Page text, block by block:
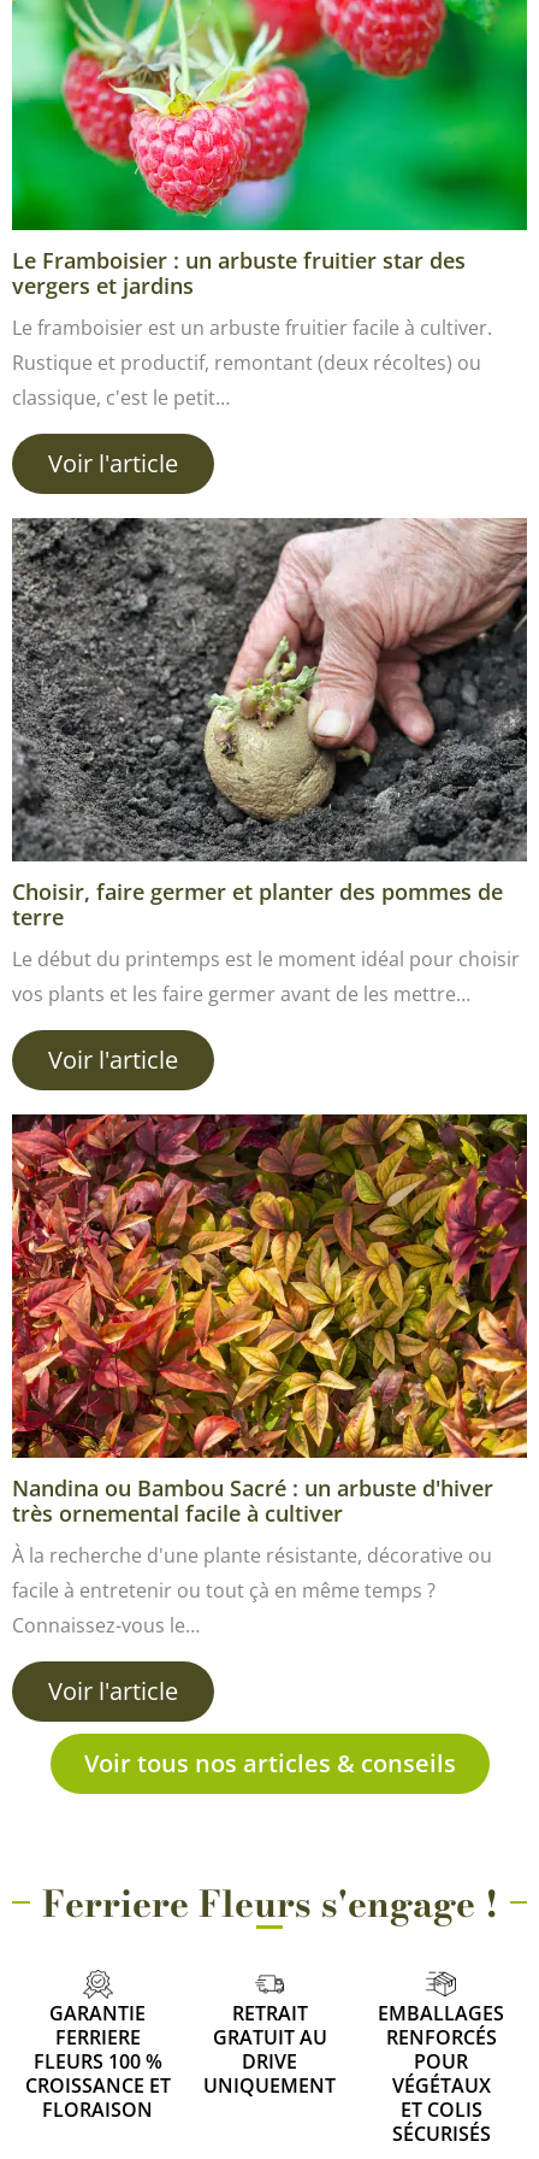
Le Framboisier : un arbuste fruitier star des
vergers et jardins
Le framboisier est un arbuste fruitier facile à cultiver.
Rustique et productif, remontant (deux récoltes) ou
classique, c'est le petit…
Voir l'article
Choisir, faire germer et planter des pommes de
terre
Le début du printemps est le moment idéal pour choisir
vos plants et les faire germer avant de les mettre…
Voir l'article
Nandina ou Bambou Sacré : un arbuste d'hiver
très ornemental facile à cultiver
À la recherche d'une plante résistante, décorative ou
facile à entretenir ou tout çà en même temps ?
Connaissez-vous le…
Voir l'article
Voir tous nos articles & conseils
Ferriere Fleurs s'engage !
GARANTIE
FERRIERE
FLEURS 100 %
CROISSANCE ET
FLORAISON
RETRAIT
GRATUIT AU
DRIVE
UNIQUEMENT
EMBALLAGES
RENFORCÉS
POUR
VÉGÉTAUX
ET COLIS
SÉCURISÉS